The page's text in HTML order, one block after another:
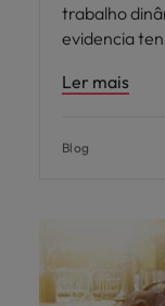
trabalho
evidencia
Ler mais
Blog